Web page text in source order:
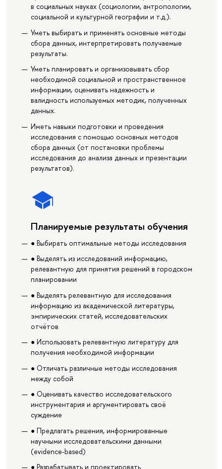
в социальных науках (социологии, антропологии,
социальной и культурной географии и т.д.).
Уметь выбирать и применять основные методы
сбора данных, интерпретировать получаемые
результаты.
Уметь планировать и организовывать сбор
необходимой социальной и пространственное
информации, оценивать надежность и
валидность используемых методик, полученных
данных.
Иметь навыки подготовки и проведения
исследования с помощью основных методов
сбора данных (от постановки проблемы
исследования до анализа данных и презентации
результатов).
Планируемые результаты обучения
● Выбирать оптимальные методы исследования
● Выделять из исследований информацию,
релевантную для принятия решений в городском
планировании
● Выделять релевантную для исследования
информацию из академической литературы,
эмпирических статей, исследовательских
отчётов
● Использовать релевантную литературу для
получения необходимой информации
● Отличать различные методы исследования
между собой
● Оценивать качество исследовательского
инструментария и аргументировать своё
суждение
● Предлагать решения, информированные
научными исследовательскими данными
(evidence-based)
● Разрабатывать и проектировать